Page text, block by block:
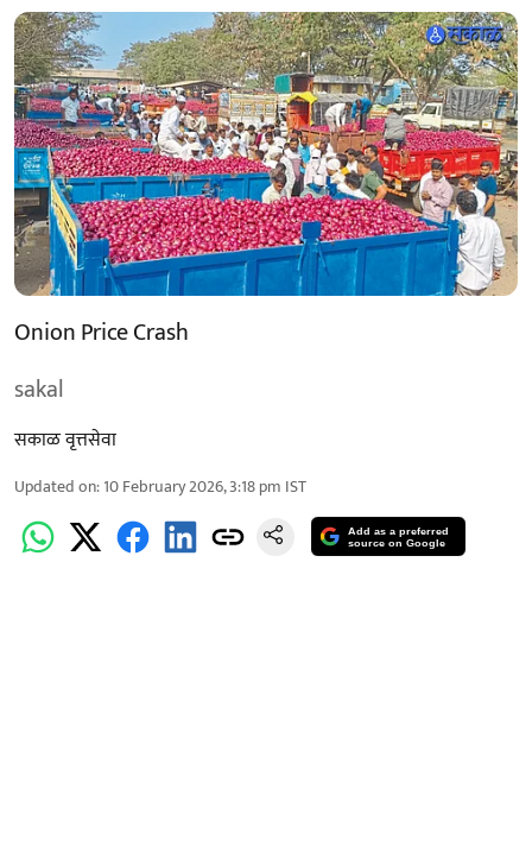
Onion Price Crash
sakal
सकाळ वृत्तसेवा
Updated on:10 February 2026, 3:18 pm IST
Add as a preferred
source on Google